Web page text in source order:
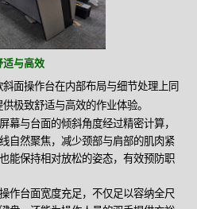
适与高效
面操作台在内部布局与细节处理上同
极致舒适与高效的作业体验。
幕与台面的倾斜角度经过精密计算，
自然聚焦，减少颈部与肩部的肌肉紧
能保持相对放松的姿态，有效预防职
作台面宽度充足，不仅足以容纳全尺